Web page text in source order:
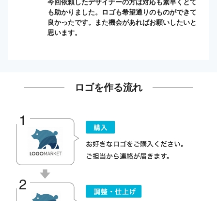
も助かりました。ロゴも希望通りのものができて
良かったです。また機会があればお願いしたいと
思います。
ロゴを作る流れ